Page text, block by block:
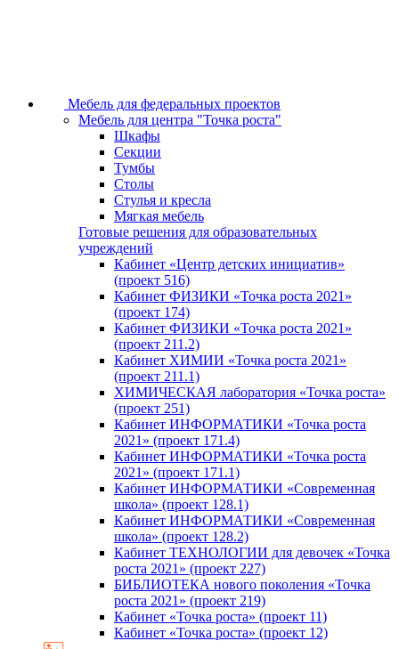
Мебель для федеральных проектов
Мебель для центра "Точка роста"
Шкафы
Секции
Тумбы
Столы
Стулья и кресла
Мягкая мебель
Готовые решения для образовательных
учреждений
Кабинет «Центр детских инициатив»
(проект 516)
Кабинет ФИЗИКИ «Точка роста 2021»
(проект 174)
Кабинет ФИЗИКИ «Точка роста 2021»
(проект 211.2)
Кабинет ХИМИИ «Точка роста 2021»
(проект 211.1)
ХИМИЧЕСКАЯ лаборатория «Точка роста»
(проект 251)
Кабинет ИНФОРМАТИКИ «Точка роста
2021» (проект 171.4)
Кабинет ИНФОРМАТИКИ «Точка роста
2021» (проект 171.1)
Кабинет ИНФОРМАТИКИ «Современная
школа» (проект 128.1)
Кабинет ИНФОРМАТИКИ «Современная
школа» (проект 128.2)
Кабинет ТЕХНОЛОГИИ для девочек «Точка
роста 2021» (проект 227)
БИБЛИОТЕКА нового поколения «Точка
роста 2021» (проект 219)
Кабинет «Точка роста» (проект 11)
Кабинет «Точка роста» (проект 12)